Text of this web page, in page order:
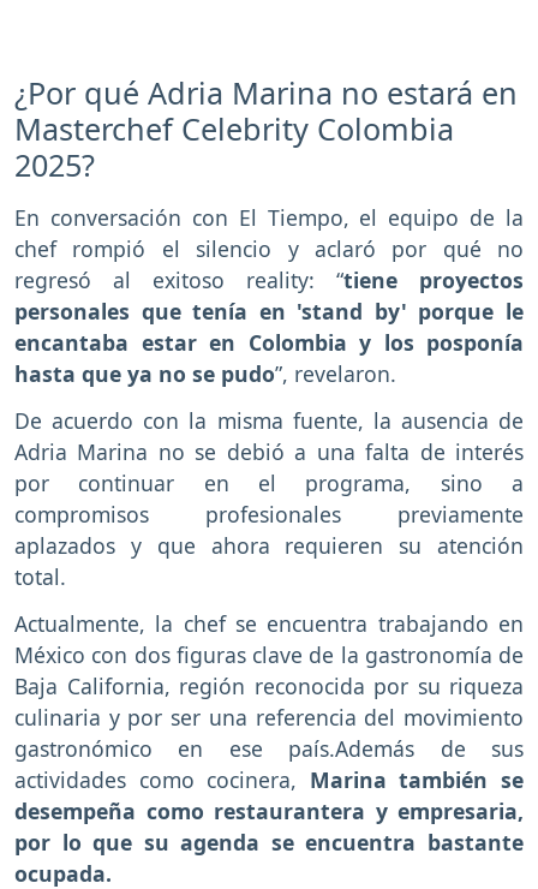
¿Por qué Adria Marina no estará en
Masterchef Celebrity Colombia
2025?
En conversación con El Tiempo, el equipo de la
chef rompió el silencio y aclaró por qué no
regresó al exitoso reality: “tiene proyectos
personales que tenía en 'stand by' porque le
encantaba estar en Colombia y los posponía
hasta que ya no se pudo”, revelaron.
De acuerdo con la misma fuente, la ausencia de
Adria Marina no se debió a una falta de interés
por continuar en el programa, sino a
compromisos profesionales previamente
aplazados y que ahora requieren su atención
total.
Actualmente, la chef se encuentra trabajando en
México con dos figuras clave de la gastronomía de
Baja California, región reconocida por su riqueza
culinaria y por ser una referencia del movimiento
gastronómico en ese país.Además de sus
actividades como cocinera, Marina también se
desempeña como restaurantera y empresaria,
por lo que su agenda se encuentra bastante
ocupada.